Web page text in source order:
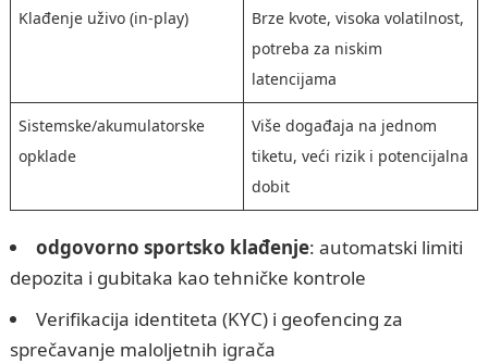
Klađenje uživo (in-play)
Brze kvote, visoka volatilnost,
potreba za niskim
latencijama
Sistemske/akumulatorske
opklade
Više događaja na jednom
tiketu, veći rizik i potencijalna
dobit
odgovorno sportsko klađenje: automatski limiti
depozita i gubitaka kao tehničke kontrole
Verifikacija identiteta (KYC) i geofencing za
sprečavanje maloljetnih igrača